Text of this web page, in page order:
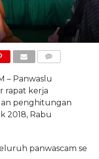
– Panwaslu
rapat kerja
penghitungan
2018, Rabu
panwascam se